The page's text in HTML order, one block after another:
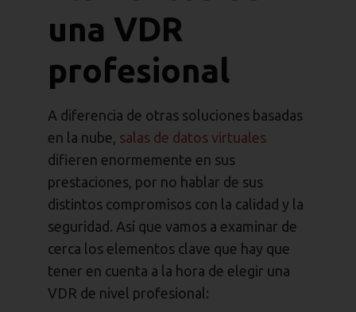
una VDR
profesional
A diferencia de otras soluciones basadas
en la nube, salas de datos virtuales
difieren enormemente en sus
prestaciones, por no hablar de sus
distintos compromisos con la calidad y la
seguridad. Así que vamos a examinar de
cerca los elementos clave que hay que
tener en cuenta a la hora de elegir una
VDR de nivel profesional: